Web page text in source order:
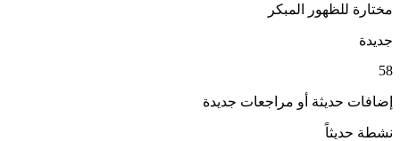
مختارة للظهور المبكر
جديدة
58
إضافات حديثة أو مراجعات جديدة
نشطة حديثاً